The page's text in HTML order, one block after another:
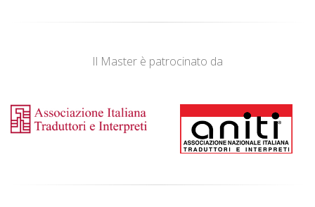
Il Master è patrocinato da